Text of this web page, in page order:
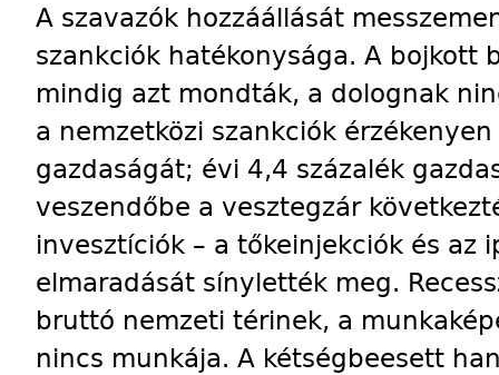
A szavazók hozzáállását
szankciók hatékonysága. A bojkott
mindig azt mondták, a dolognak
a nemzetközi szankciók
gazdaságát; évi 4,4 százalék
veszendőbe a vesztegzár
invesztíciók – a tőkeinjekciók és az
elmaradását sínylették meg.
bruttó nemzeti térinek, a
nincs munkája. A kétségbeesett